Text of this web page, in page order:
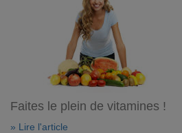
Faites le plein de vitamines !
» Lire l'article